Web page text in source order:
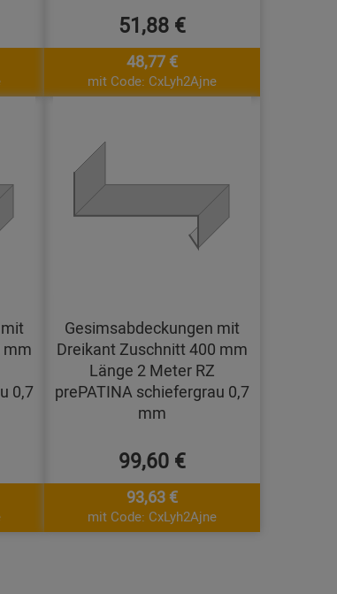
51,88 €
48,77 €
mit Code: CxLyh2Ajne
mm
0,7
Gesimsabdeckungen mit
Dreikant Zuschnitt 400 mm
Länge 2 Meter RZ
prePATINA schiefergrau 0,7
mm
99,60 €
93,63 €
mit Code: CxLyh2Ajne